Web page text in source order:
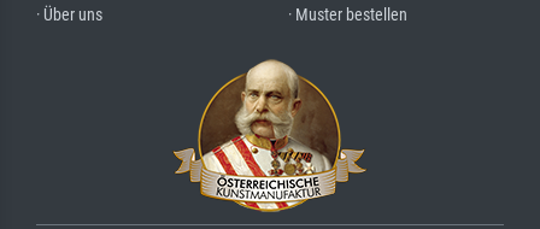
· Über uns
· Muster bestellen